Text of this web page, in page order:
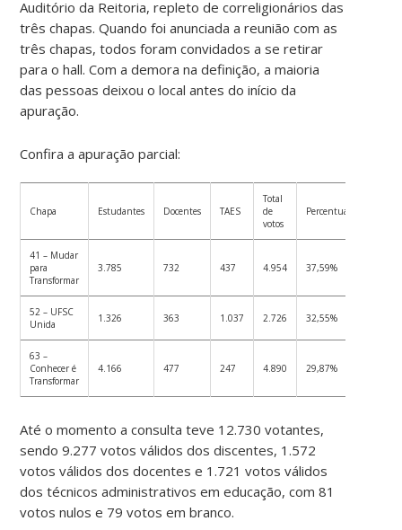
Auditório da Reitoria, repleto de correligionários das
três chapas. Quando foi anunciada a reunião com as
três chapas, todos foram convidados a se retirar
para o hall. Com a demora na definição, a maioria
das pessoas deixou o local antes do início da
apuração.
Confira a apuração parcial:
Chapa Estudantes Docentes TAES
Total
de
votos
Percentual
41 – Mudar
para
Transformar
3.785 732 437 4.954 37,59%
52 – UFSC
Unida
1.326 363 1.037 2.726 32,55%
63 –
Conhecer é
Transformar
4.166 477 247 4.890 29,87%
Até o momento a consulta teve 12.730 votantes,
sendo 9.277 votos válidos dos discentes, 1.572
votos válidos dos docentes e 1.721 votos válidos
dos técnicos administrativos em educação, com 81
votos nulos e 79 votos em branco.